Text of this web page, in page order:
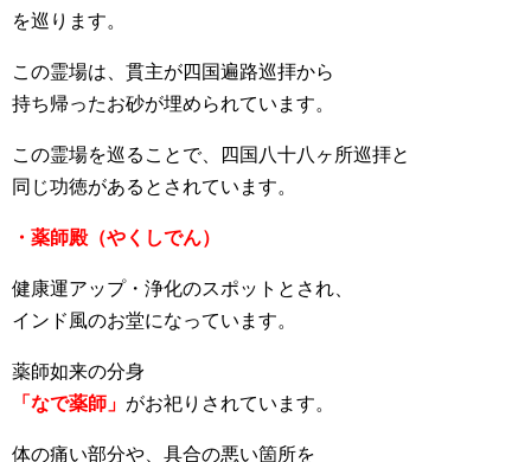
を巡ります。
この霊場は、貫主が四国遍路巡拝から
持ち帰ったお砂が埋められています。
この霊場を巡ることで、四国八十八ヶ所巡拝と
同じ功徳があるとされています。
・薬師殿（やくしでん）
健康運アップ・浄化のスポットとされ、
インド風のお堂になっています。
薬師如来の分身
「なで薬師」 がお祀りされています。
体の痛い部分や、具合の悪い箇所を